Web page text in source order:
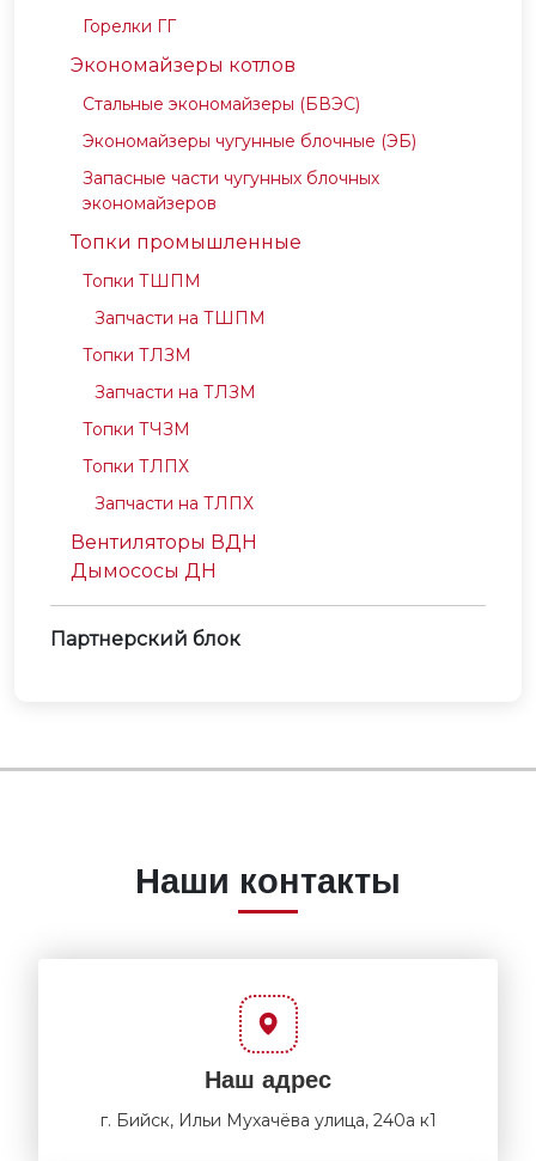
Горелки ГГ
Экономайзеры котлов
Стальные экономайзеры (БВЭС)
Экономайзеры чугунные блочные (ЭБ)
Запасные части чугунных блочных
экономайзеров
Топки промышленные
Топки ТШПМ
Запчасти на ТШПМ
Топки ТЛЗМ
Запчасти на ТЛЗМ
Топки ТЧЗМ
Топки ТЛПХ
Запчасти на ТЛПХ
Вентиляторы ВДН
Дымососы ДН
Партнерский блок
Наши контакты
Наш адрес
г. Бийск, Ильи Мухачёва улица, 240а к1